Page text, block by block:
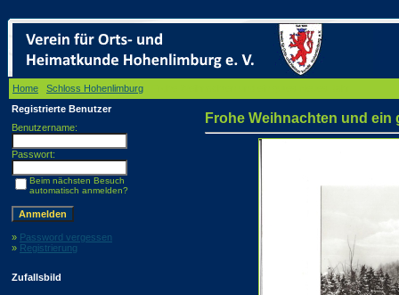
Home Schloss Hohenlimburg
Registrierte Benutzer
Benutzername:
Passwort:
Beim nächsten Besuch
automatisch anmelden?
» Password vergessen
» Registrierung
Zufallsbild
Frohe Weihnachten und ein